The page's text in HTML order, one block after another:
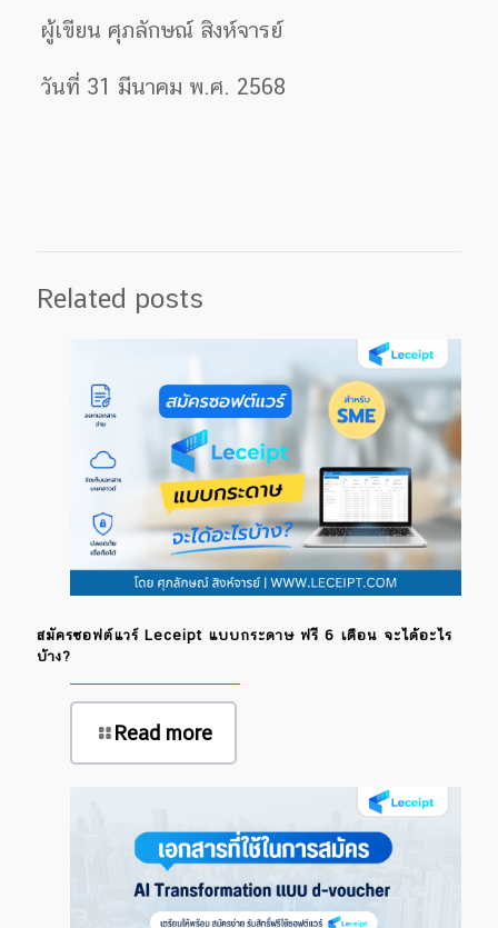
ผู้เขียน ศุภลักษณ์ สิงห์จารย์
วันที่ 31 มีนาคม พ.ศ. 2568
Related posts
สมัครซอฟต์แวร์ Leceipt แบบกระดาษ ฟรี 6 เดือน จะได้อะไร
บ้าง?
Read more